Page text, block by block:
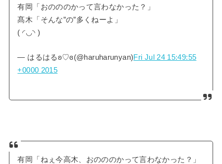
有岡「おのののかって言わなかった？」
髙木「そんな”の”多くねーよ」
( ◜◡◝ )
— はるはるʚ♡ɞ(@haruharunyan)Fri Jul 24 15:49:55
+0000 2015
有岡「ねぇ今高木、おのののかって言わなかった？」